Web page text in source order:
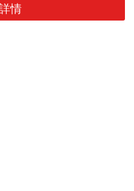
情